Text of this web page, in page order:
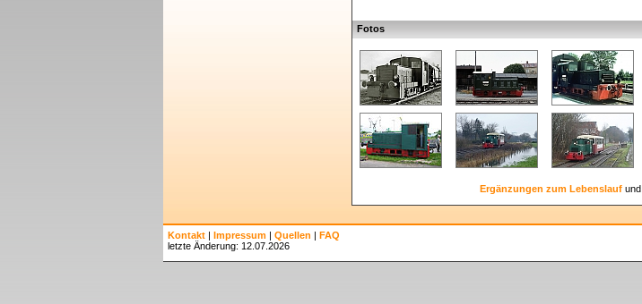
Fotos
Ergänzungen zum Lebenslaufund
Kontakt | Impressum | Quellen | FAQ
letzte Änderung: 12.07.2026